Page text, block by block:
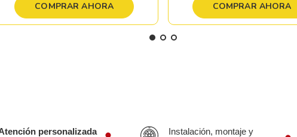
COMPRAR AHORA COMPRAR AHORA
personalizada
Instalación, montaje y